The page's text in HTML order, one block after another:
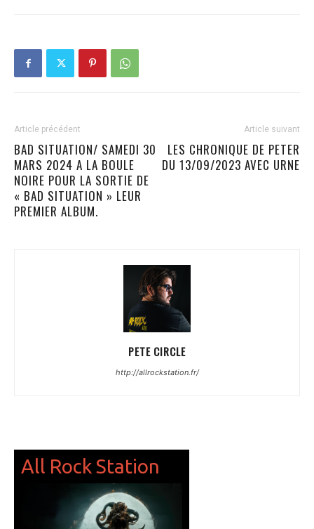
Article précédent
BAD SITUATION/ SAMEDI 30
MARS 2024 A LA BOULE
NOIRE POUR LA SORTIE DE
« BAD SITUATION » LEUR
PREMIER ALBUM.
Article suivant
LES CHRONIQUE DE PETER
DU 13/09/2023 AVEC URNE
PETE CIRCLE
http://allrockstation.fr/